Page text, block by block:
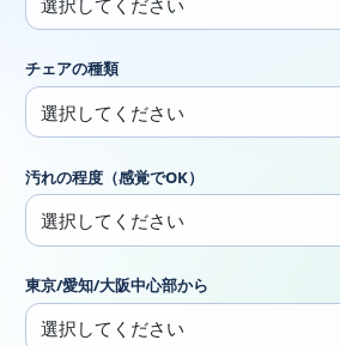
チェアの種類
汚れの程度（感覚でOK）
東京/愛知/大阪中心部から